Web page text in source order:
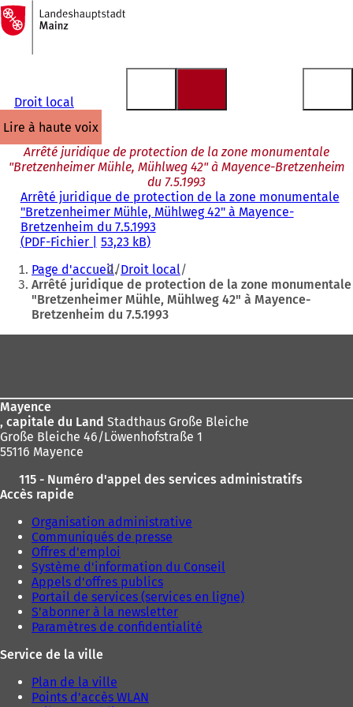
Accéder au contenu
Vers
la
page
d'accueil
Droit local
lire à haute voix
Arrêté juridique de protection de la zone monumentale
"Bretzenheimer Mühle, Mühlweg 42" à Mayence-Bretzenheim
du 7.5.1993
Arrêté juridique de protection de la zone monumentale
"Bretzenheimer Mühle, Mühlweg 42" à Mayence-
Bretzenheim du 7.5.1993
PDF-Fichier 53,23 kB
Vous
êtes
Page d'accueil Droit local
Arrêté juridique de protection de la zone monumentale
"Bretzenheimer Mühle, Mühlweg 42" à Mayence-
Bretzenheim du 7.5.1993
Mayence
, capitale du Land Stadthaus Große Bleiche
Große Bleiche 46/Löwenhofstraße 1
55116 Mayence
115 - Numéro d'appel des services administratifs
Accès rapide
Organisation administrative
Communiqués de presse
Offres d'emploi
Système d'information du Conseil
Appels d'offres publics
Portail de services (services en ligne)
S'abonner à la newsletter
Paramètres de confidentialité
Service de la ville
Plan de la ville
Points d'accès WLAN